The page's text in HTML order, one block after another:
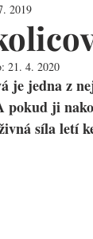
2019
21. 4. 2020
je jedna z
ji
síla letí